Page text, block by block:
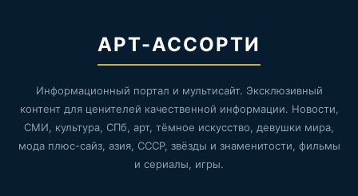
АРТ-АССОРТИ
Информационный портал и мультисайт. Эксклюзивный
контент для ценителей качественной информации. Новости,
СМИ, культура, СПб, арт, тёмное искусство, девушки мира,
мода плюс-сайз, азия, СССР, звёзды и знаменитости, фильмы
и сериалы, игры.